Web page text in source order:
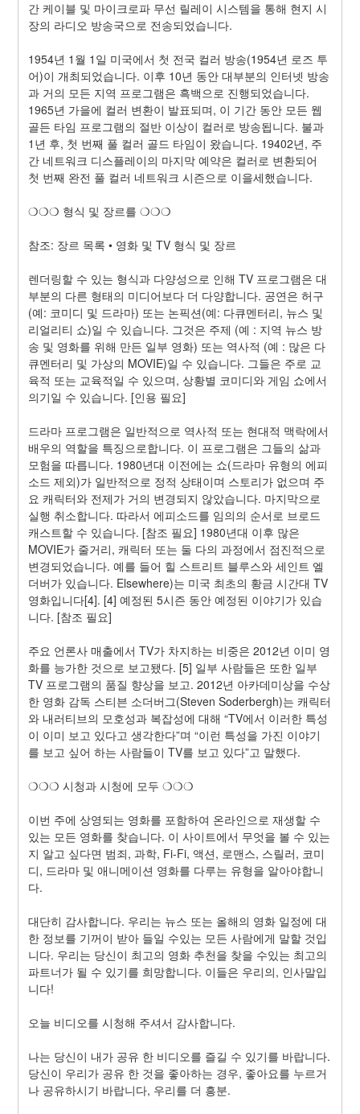
간 케이블 및 마이크로파 무선 릴레이 시스템을 통해 현지 시
장의 라디오 방송국으로 전송되었습니다.
1954년 1월 1일 미국에서 첫 전국 컬러 방송(1954년 로즈 투
어)이 개최되었습니다. 이후 10년 동안 대부분의 인터넷 방송
과 거의 모든 지역 프로그램은 흑백으로 진행되었습니다.
1965년 가을에 컬러 변환이 발표되며, 이 기간 동안 모든 웹
골든 타임 프로그램의 절반 이상이 컬러로 방송됩니다. 불과
1년 후, 첫 번째 풀 컬러 골드 타임이 왔습니다. 19402년, 주
간 네트워크 디스플레이의 마지막 예약은 컬러로 변환되어
첫 번째 완전 풀 컬러 네트워크 시즌으로 이을세했습니다.
❍❍❍ 형식 및 장르를 ❍❍❍
참조: 장르 목록 • 영화 및 TV 형식 및 장르
렌더링할 수 있는 형식과 다양성으로 인해 TV 프로그램은 대
부분의 다른 형태의 미디어보다 더 다양합니다. 공연은 허구
(예: 코미디 및 드라마) 또는 논픽션(예: 다큐멘터리, 뉴스 및
리얼리티 쇼)일 수 있습니다. 그것은 주제 (예 : 지역 뉴스 방
송 및 영화를 위해 만든 일부 영화) 또는 역사적 (예 : 많은 다
큐멘터리 및 가상의 MOVIE)일 수 있습니다. 그들은 주로 교
육적 또는 교육적일 수 있으며, 상황별 코미디와 게임 쇼에서
의기일 수 있습니다. [인용 필요]
드라마 프로그램은 일반적으로 역사적 또는 현대적 맥락에서
배우의 역할을 특징으로합니다. 이 프로그램은 그들의 삶과
모험을 따릅니다. 1980년대 이전에는 쇼(드라마 유형의 에피
소드 제외)가 일반적으로 정적 상태이며 스토리가 없으며 주
요 캐릭터와 전제가 거의 변경되지 않았습니다. 마지막으로
실행 취소합니다. 따라서 에피소드를 임의의 순서로 브로드
캐스트할 수 있습니다. [참조 필요] 1980년대 이후 많은
MOVIE가 줄거리, 캐릭터 또는 둘 다의 과정에서 점진적으로
변경되었습니다. 예를 들어 힐 스트리트 블루스와 세인트 엘
더버가 있습니다. Elsewhere)는 미국 최초의 황금 시간대 TV
영화입니다[4]. [4] 예정된 5시즌 동안 예정된 이야기가 있습
니다. [참조 필요]
주요 언론사 매출에서 TV가 차지하는 비중은 2012년 이미 영
화를 능가한 것으로 보고됐다. [5] 일부 사람들은 또한 일부
TV 프로그램의 품질 향상을 보고. 2012년 아카데미상을 수상
한 영화 감독 스티븐 소더버그(Steven Soderbergh)는 캐릭터
와 내러티브의 모호성과 복잡성에 대해 “TV에서 이러한 특성
이 이미 보고 있다고 생각한다”며 “이런 특성을 가진 이야기
를 보고 싶어 하는 사람들이 TV를 보고 있다”고 말했다.
❍❍❍ 시청과 시청에 모두 ❍❍❍
이번 주에 상영되는 영화를 포함하여 온라인으로 재생할 수
있는 모든 영화를 찾습니다. 이 사이트에서 무엇을 볼 수 있는
지 알고 싶다면 범죄, 과학, Fi-Fi, 액션, 로맨스, 스릴러, 코미
디, 드라마 및 애니메이션 영화를 다루는 유형을 알아야합니
다.
대단히 감사합니다. 우리는 뉴스 또는 올해의 영화 일정에 대
한 정보를 기꺼이 받아 들일 수있는 모든 사람에게 말할 것입
니다. 우리는 당신이 최고의 영화 추천을 찾을 수있는 최고의
파트너가 될 수 있기를 희망합니다. 이들은 우리의, 인사말입
니다!
오늘 비디오를 시청해 주셔서 감사합니다.
나는 당신이 내가 공유 한 비디오를 즐길 수 있기를 바랍니다.
당신이 우리가 공유 한 것을 좋아하는 경우, 좋아요를 누르거
나 공유하시기 바랍니다, 우리를 더 흥분.